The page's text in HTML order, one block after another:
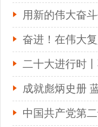
用新的伟大奋
奋进！在伟大
二十大进行时
成就彪炳史册
中国共产党第